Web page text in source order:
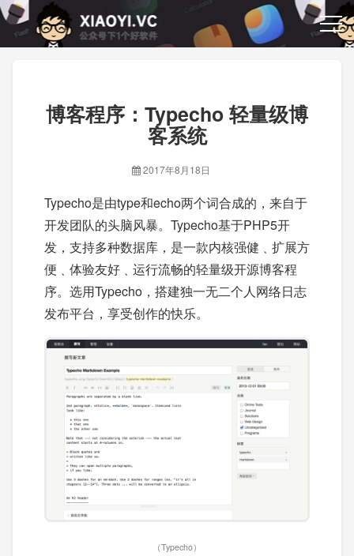
博客程序：Typecho 轻量级博
客系统
2017年8月18日
Typecho是由type和echo两个词合成的，来自于
开发团队的头脑风暴。Typecho基于PHP5开
发，支持多种数据库，是一款内核强健﹑扩展方
便﹑体验友好﹑运行流畅的轻量级开源博客程
序。选用Typecho，搭建独一无二个人网络日志
发布平台，享受创作的快乐。
（Typecho）